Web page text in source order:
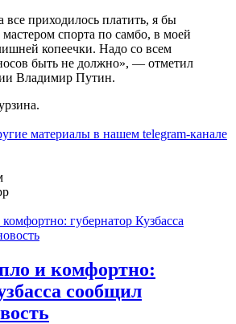
все приходилось платить, я бы
мастером спорта по самбо, в моей
копеечки. Надо со всем
быть не должно», — отметил
Владимир Путин.
материалы в нашем telegram-канале
и комфортно:
сообщил